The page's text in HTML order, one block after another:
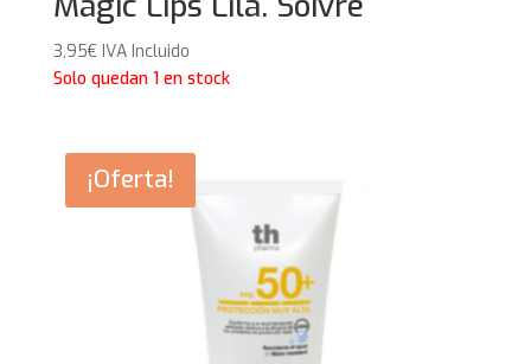
3,95€ IVA Incluido
Solo quedan 1 en stock
¡Oferta!